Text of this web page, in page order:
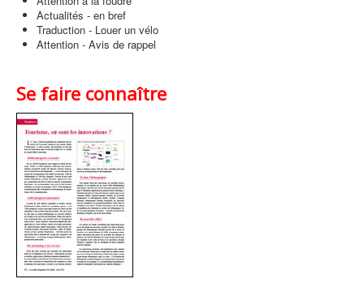
Actualités - en bref
Traduction - Louer un vélo
Attention - Avis de rappel
Se faire connaître